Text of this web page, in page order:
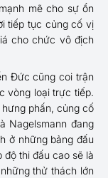
mẽ cho sự ổn
tiếp tục củng cố vị
cho chức vô địch
Đức cũng coi trận
vòng loại trực tiếp.
phấn, củng cố
Nagelsmann đang
ở những bảng đấu
thi đấu cao sẽ là
thử thách lớn